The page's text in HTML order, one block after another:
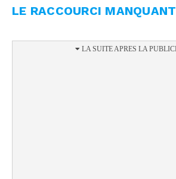
LE RACCOURCI MANQUANT